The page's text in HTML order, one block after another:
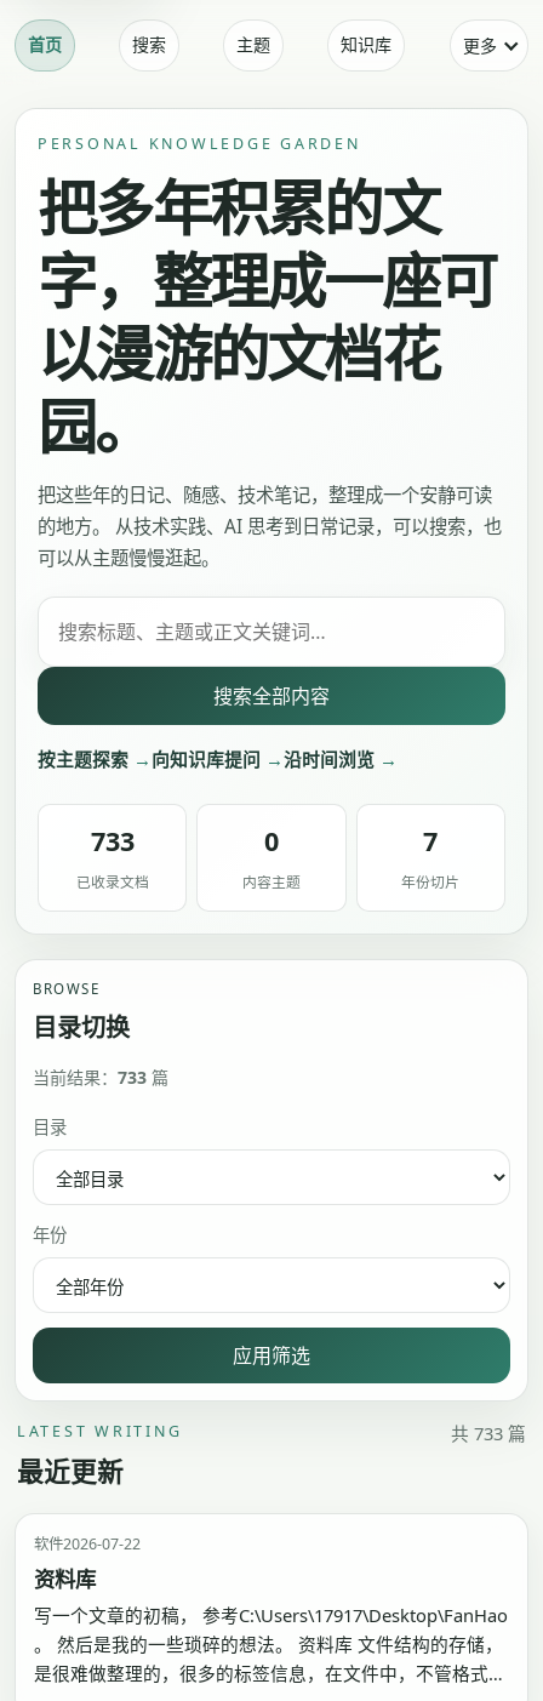
首页 搜索 主题 知识库 更多
PERSONAL KNOWLEDGE GARDEN
把多年积累的文
字，整理成一座可
以漫游的文档花
园。
把这些年的日记、随感、技术笔记，整理成一个安静可读
的地方。 从技术实践、AI 思考到日常记录，可以搜索，也
可以从主题慢慢逛起。
搜索文档
搜索全部内容
按主题探索 向知识库提问 沿时间浏览
733
已收录文档
0
内容主题
7
年份切片
BROWSE
目录切换
当前结果： 733 篇
目录
年份
应用筛选
LATEST WRITING
最近更新
共 733 篇
软件2026-07-22
资料库
写一个文章的初稿， 参考C:\Users\17917\Desktop\FanHao
。 然后是我的一些琐碎的想法。 资料库 文件结构的存储，
是很难做整理的，很多的标签信息，在文件中，不管格式做